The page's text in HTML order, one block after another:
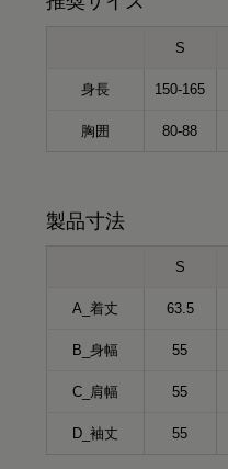
S
身長 150-165
胸囲 80-88
製品寸法
S
A_着丈 63.5
B_身幅 55
C_肩幅 55
D_袖丈 55